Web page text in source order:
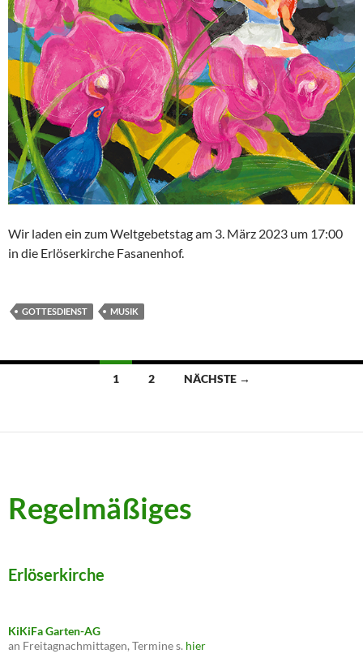
Wir laden ein zum Weltgebetstag am 3. März 2023 um 17:00
in die Erlöserkirche Fasanenhof.
GOTTESDIENST MUSIK
Beitragsnavigation
1 2 NÄCHSTE →
Regelmäßiges
Erlöserkirche
KiKiFa Garten-AG
an Freitagnachmittagen, Termine s. hier